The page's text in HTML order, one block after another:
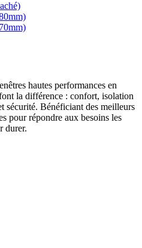
hautes performances en
la différence : confort, isolation
sécurité. Bénéficiant des meilleurs
pour répondre aux besoins les
durer.